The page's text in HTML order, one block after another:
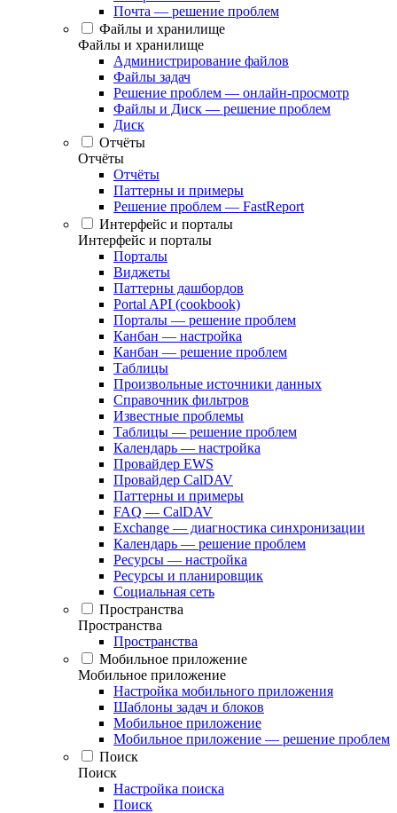
Почта — решение проблем
Файлы и хранилище
Файлы и хранилище
Администрирование файлов
Файлы задач
Решение проблем — онлайн-просмотр
Файлы и Диск — решение проблем
Диск
Отчёты
Отчёты
Отчёты
Паттерны и примеры
Решение проблем — FastReport
Интерфейс и порталы
Интерфейс и порталы
Порталы
Виджеты
Паттерны дашбордов
Portal API (cookbook)
Порталы — решение проблем
Канбан — настройка
Канбан — решение проблем
Таблицы
Произвольные источники данных
Справочник фильтров
Известные проблемы
Таблицы — решение проблем
Календарь — настройка
Провайдер EWS
Провайдер CalDAV
Паттерны и примеры
FAQ — CalDAV
Exchange — диагностика синхронизации
Календарь — решение проблем
Ресурсы — настройка
Ресурсы и планировщик
Социальная сеть
Пространства
Пространства
Пространства
Мобильное приложение
Мобильное приложение
Настройка мобильного приложения
Шаблоны задач и блоков
Мобильное приложение
Мобильное приложение — решение проблем
Поиск
Поиск
Настройка поиска
Поиск